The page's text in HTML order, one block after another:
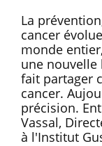
La
cancer
monde
une nouvelle
fait partager
cancer.
précision.
Vassal,
à l'Institut